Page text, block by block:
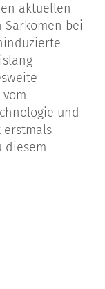
aktuellen
Sarkomen bei
vom
und
erstmals
diesem